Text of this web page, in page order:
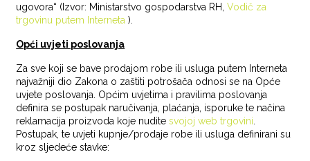
ugovora“ (Izvor: Ministarstvo gospodarstva RH,Vodič za
trgovinu putem Interneta ).
Opći uvjeti poslovanja
Za sve koji se bave prodajom robe ili usluga putem Interneta
najvažniji dio Zakona o zaštiti potrošača odnosi se na Opće
uvjete poslovanja. Općim uvjetima i pravilima poslovanja
definira se postupak naručivanja, plaćanja, isporuke te načina
reklamacija proizvoda koje nuditesvojoj web trgovini
Postupak, te uvjeti kupnje/prodaje robe ili usluga definirani su
kroz sljedeće stavke: